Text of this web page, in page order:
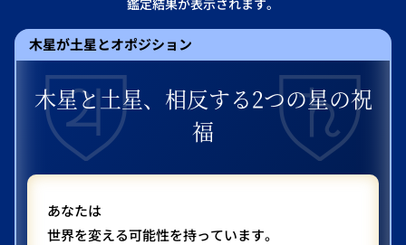
木星が土星とオポジション
木星と土星、相反する2つの星の祝
福
あなたは
世界を変える可能性を持っています。